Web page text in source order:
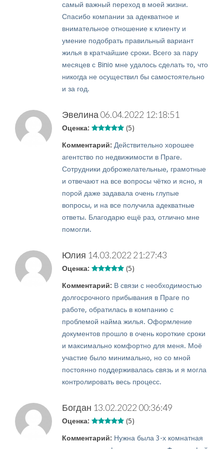
самый важный переход в моей жизни.
Спасибо компании за адекватное и
внимательное отношение к клиенту и
умение подобрать правильный вариант
жилья в кратчайшие сроки. Всего за пару
месяцев с Binio мне удалось сделать то, что
никогда не осуществил бы самостоятельно
и за год.
Эвелина 06.04.2022 12:18:51
Оценка: (5)
Комментарий: Действительно хорошее
агентство по недвижимости в Праге.
Сотрудники доброжелательные, грамотные
и отвечают на все вопросы чётко и ясно, я
порой даже задавала очень глупые
вопросы, и на все получила адекватные
ответы. Благодарю ещё раз, отлично мне
помогли.
Юлия 14.03.2022 21:27:43
Оценка: (5)
Комментарий: В связи с необходимостью
долгосрочного прибывания в Праге по
работе, обратилась в компанию с
проблемой найма жилья. Оформление
документов прошло в очень короткие сроки
и максимально комфортно для меня. Моё
участие было минимально, но со мной
постоянно поддерживалась связь и я могла
контролировать весь процесс.
Богдан 13.02.2022 00:36:49
Оценка: (5)
Комментарий: Нужна была 3-х комнатная